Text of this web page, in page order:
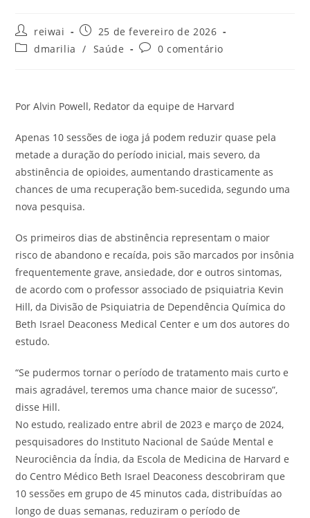
Autor
do
post:
reiwai
Post
publicado:
25 de fevereiro de 2026
Categoria
dmarilia / Saúde
Comentários
0 comentário
Por Alvin Powell, Redator da equipe de Harvard
Apenas 10 sessões de ioga já podem reduzir quase pela
metade a duração do período inicial, mais severo, da
abstinência de opioides, aumentando drasticamente as
chances de uma recuperação bem-sucedida, segundo uma
nova pesquisa.
Os primeiros dias de abstinência representam o maior
risco de abandono e recaída, pois são marcados por insônia
frequentemente grave, ansiedade, dor e outros sintomas,
de acordo com o professor associado de psiquiatria Kevin
Hill, da Divisão de Psiquiatria de Dependência Química do
Beth Israel Deaconess Medical Center e um dos autores do
estudo.
“Se pudermos tornar o período de tratamento mais curto e
mais agradável, teremos uma chance maior de sucesso”,
disse Hill.
No estudo, realizado entre abril de 2023 e março de 2024,
pesquisadores do Instituto Nacional de Saúde Mental e
Neurociência da Índia, da Escola de Medicina de Harvard e
do Centro Médico Beth Israel Deaconess descobriram que
10 sessões em grupo de 45 minutos cada, distribuídas ao
longo de duas semanas, reduziram o período de